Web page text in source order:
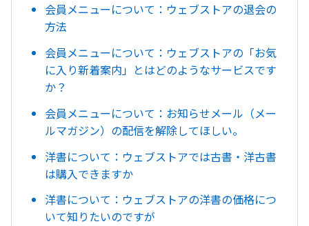
会員メニューについて：ウェブストアの退会の
方法
会員メニューについて：ウェブストアの「お気
に入り新着案内」とはどのようなサービスです
か？
会員メニューについて：お知らせメール（メー
ルマガジン）の配信を解除してほしい。
洋書について：ウェブストアでは古書・洋古書
は購入できますか
洋書について：ウェブストアの洋書の価格につ
いて知りたいのですが